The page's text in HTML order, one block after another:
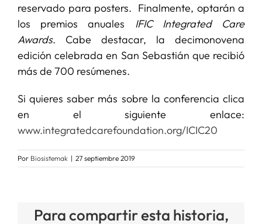
reservado para posters. Finalmente, optarán a
los premios anuales IFIC Integrated Care
Awards. Cabe destacar, la decimonovena
edición celebrada en San Sebastián que recibió
más de 700 resúmenes.
Si quieres saber más sobre la conferencia clica
en el siguiente enlace:
www.integratedcarefoundation.org/ICIC20
Por Biosistemak | 27 septiembre 2019
Para compartir esta historia,